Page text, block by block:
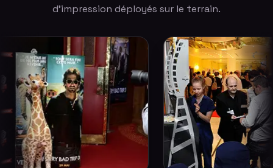
d'impression déployés sur le terrain.